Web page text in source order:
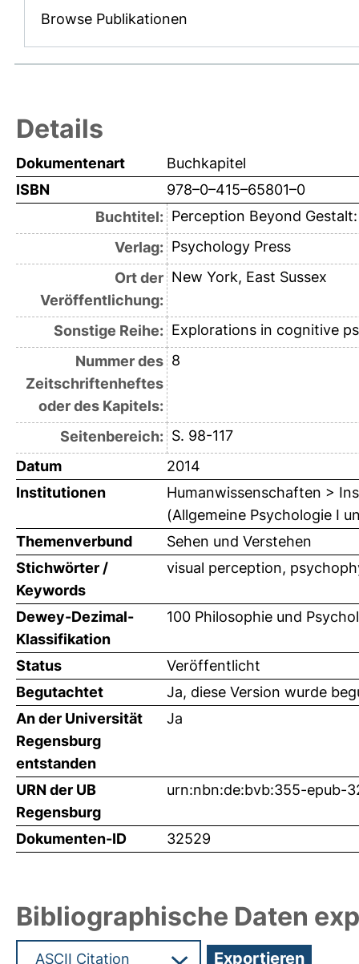
Browse Publikationen
Details
Dokumentenart
Buchkapitel
ISBN
978–0–415–65801–0
Buchtitel: Perception Beyond
Verlag: Psychology Press
Ort der
Veröffentlichung:
New York, East Sussex
Sonstige Reihe: Explorations in cognitive
Nummer des
Zeitschriftenheftes
oder des Kapitels:
8
Seitenbereich: S. 98-117
Datum
2014
Institutionen
Humanwissenschaften >
(Allgemeine Psychologie I
Themenverbund
Sehen und Verstehen
Stichwörter /
Keywords
visual perception,
Dewey-Dezimal-
Klassifikation
100 Philosophie und
Status
Veröffentlicht
Begutachtet
Ja, diese Version wurde
An der Universität
Regensburg
entstanden
Ja
URN der UB
Regensburg
urn:nbn:de:bvb:355-epub-
Dokumenten-ID 32529
Bibliographische Daten